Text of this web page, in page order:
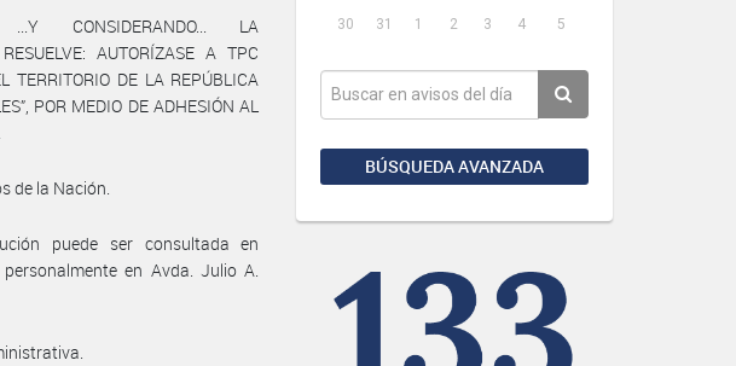
30
31 1 2 3 4 5
BÚSQUEDA AVANZADA
CONSIDERANDO... LA
AUTORÍZASE A TPC
TERRITORIO DE LA REPÚBLICA
POR MEDIO DE ADHESIÓN AL
de la Nación.
puede ser consultada en
en Avda. Julio A.